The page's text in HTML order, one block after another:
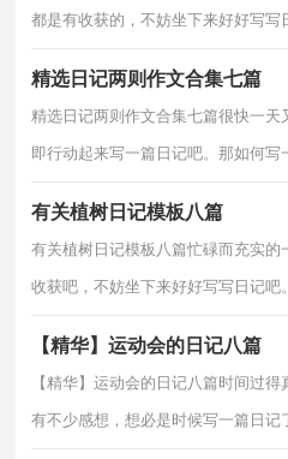
都是有收获的，不妨坐下来好好写写
精选日记两则作文合集七篇
精选日记两则作文合集七篇很快一
即行动起来写一篇日记吧。那如何
有关植树日记模板八篇
有关植树日记模板八篇忙碌而充实
收获吧，不妨坐下来好好写写日记
【精华】运动会的日记八篇
【精华】运动会的日记八篇时间过
有不少感想，想必是时候写一篇日